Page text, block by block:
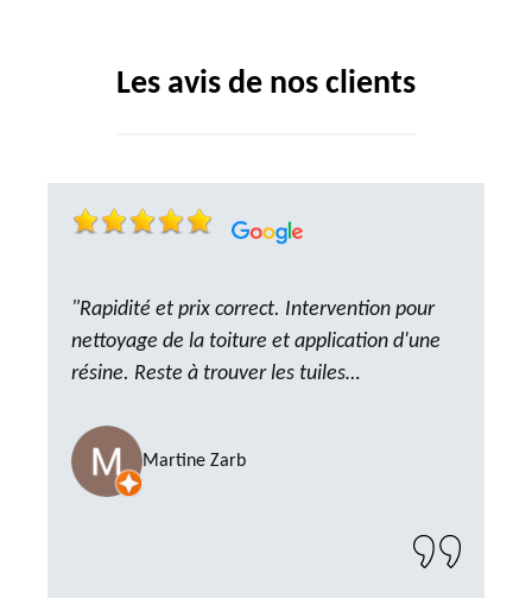
Les avis de nos clients
"Rapidité et prix correct. Intervention pour
nettoyage de la toiture et application d'une
résine. Reste à trouver les tuiles
compter sur M. GOT. Très content de la
prestation, a recommander sans problème"
Martine Zarb